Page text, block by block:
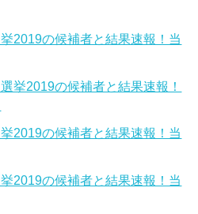
2019の候補者と結果速報！当
挙2019の候補者と結果速報！
2019の候補者と結果速報！当
2019の候補者と結果速報！当